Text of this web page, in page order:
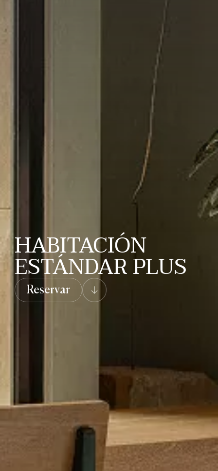
HABITACIÓN
ESTÁNDAR PLUS
Reservar